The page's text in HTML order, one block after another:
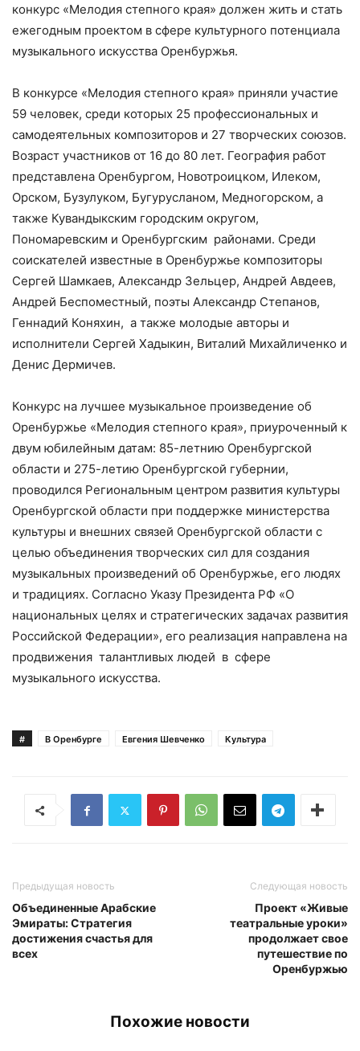
конкурс «Мелодия степного края» должен жить и стать
ежегодным проектом в сфере культурного потенциала
музыкального искусства Оренбуржья.
В конкурсе «Мелодия степного края» приняли участие
59 человек, среди которых 25 профессиональных и
самодеятельных композиторов и 27 творческих союзов.
Возраст участников от 16 до 80 лет. География работ
представлена Оренбургом, Новотроицком, Илеком,
Орском, Бузулуком, Бугурусланом, Медногорском, а
также Кувандыкским городским округом,
Пономаревским и Оренбургским районами. Среди
соискателей известные в Оренбуржье композиторы
Сергей Шамкаев, Александр Зельцер, Андрей Авдеев,
Андрей Беспоместный, поэты Александр Степанов,
Геннадий Коняхин, а также молодые авторы и
исполнители Сергей Хадыкин, Виталий Михайличенко и
Денис Дермичев.
Конкурс на лучшее музыкальное произведение об
Оренбуржье «Мелодия степного края», приуроченный к
двум юбилейным датам: 85-летнию Оренбургской
области и 275-летию Оренбургской губернии,
проводился Региональным центром развития культуры
Оренбургской области при поддержке министерства
культуры и внешних связей Оренбургской области с
целью объединения творческих сил для создания
музыкальных произведений об Оренбуржье, его людях
и традициях. Согласно Указу Президента РФ «О
национальных целях и стратегических задачах развития
Российской Федерации», его реализация направлена на
продвижения талантливых людей в сфере
музыкального искусства.
# В Оренбурге Евгения Шевченко Культура
Предыдущая новость
Объединенные Арабские
Эмираты: Стратегия
достижения счастья для
всех
Следующая новость
Проект «Живые
театральные уроки»
продолжает свое
путешествие по
Оренбуржью
Похожие новости